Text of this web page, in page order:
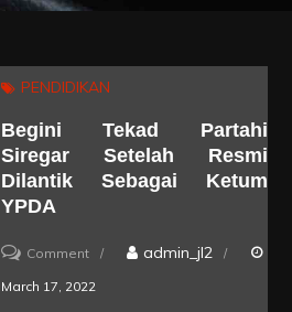
PENDIDIKAN
Begini Tekad Partahi
Siregar Setelah Resmi
Dilantik Sebagai Ketum
YPDA
Commenton
Begini
admin_jl2
March 17, 2022